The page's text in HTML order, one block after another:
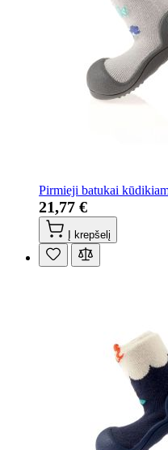
Pirmieji batukai
21,77 €
Į krepšelį